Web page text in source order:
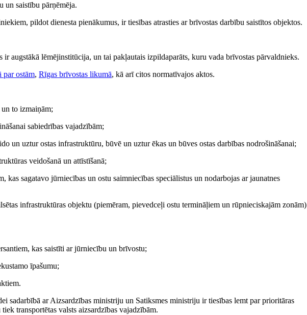
un saistību pārņēmēja.
pildot dienesta pienākumus, ir tiesības atrasties ar brīvostas darbību saistītos objektos.
ir augstākā lēmējinstitūcija, un tai pakļautais izpildaparāts, kuru vada brīvostas pārvaldnieks.
par ostām, Rīgas brīvostas likumā, kā arī citos normatīvajos aktos.
to izmaiņām;
sabiedrības vajadzībām;
un uztur ostas infrastruktūru, būvē un uztur ēkas un būves ostas darbības nodrošināšanai;
veidošanā un attīstīšanā;
kas sagatavo jūrniecības un ostu saimniecības speciālistus un nodarbojas ar jaunatnes
infrastruktūras objektu (piemēram, pievedceļi ostu termināļiem un rūpnieciskajām zonām)
kas saistīti ar jūrniecību un brīvostu;
īpašumu;
sadarbībā ar Aizsardzības ministriju un Satiksmes ministriju ir tiesības lemt par prioritāras
transportētas valsts aizsardzības vajadzībām.